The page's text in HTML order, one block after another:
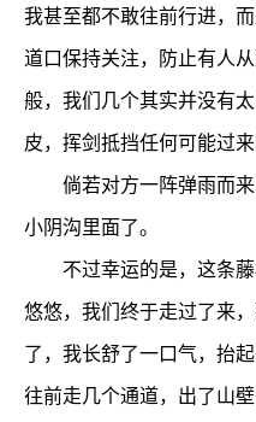
我甚至都不敢往前行进，
道口保持关注，防止有人
般，我们几个其实并没有
皮，挥剑抵挡任何可能过来
倘若对方一阵弹雨而来
小阴沟里面了。
不过幸运的是，这条藤
悠悠，我们终于走过了来
了，我长舒了一口气，抬
往前走几个通道，出了山